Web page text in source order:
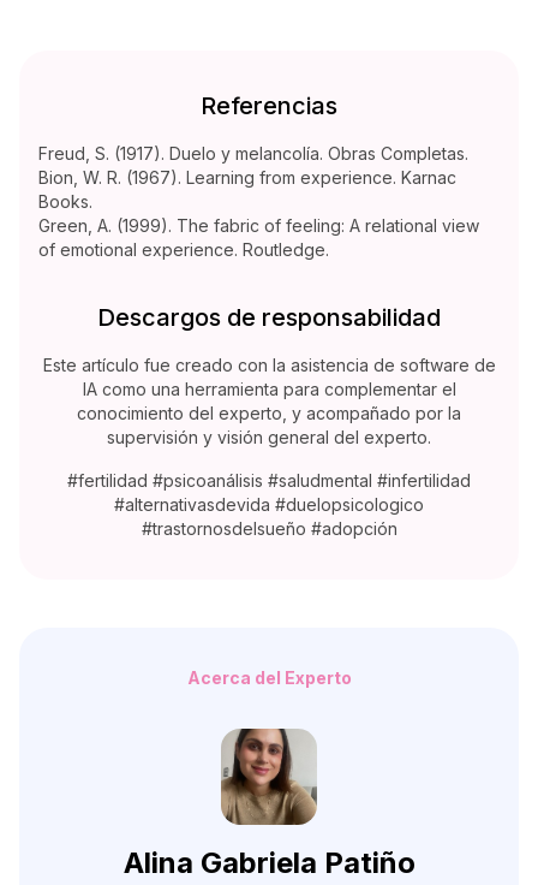
Referencias
Freud, S. (1917). Duelo y melancolía. Obras Completas.
Bion, W. R. (1967). Learning from experience. Karnac
Books.
Green, A. (1999). The fabric of feeling: A relational view
of emotional experience. Routledge.
Descargos de responsabilidad
Este artículo fue creado con la asistencia de software de
IA como una herramienta para complementar el
conocimiento del experto, y acompañado por la
supervisión y visión general del experto.
#fertilidad #psicoanálisis #saludmental #infertilidad
#alternativasdevida #duelopsicologico
#trastornosdelsueño #adopción
Acerca del Experto
Alina Gabriela Patiño